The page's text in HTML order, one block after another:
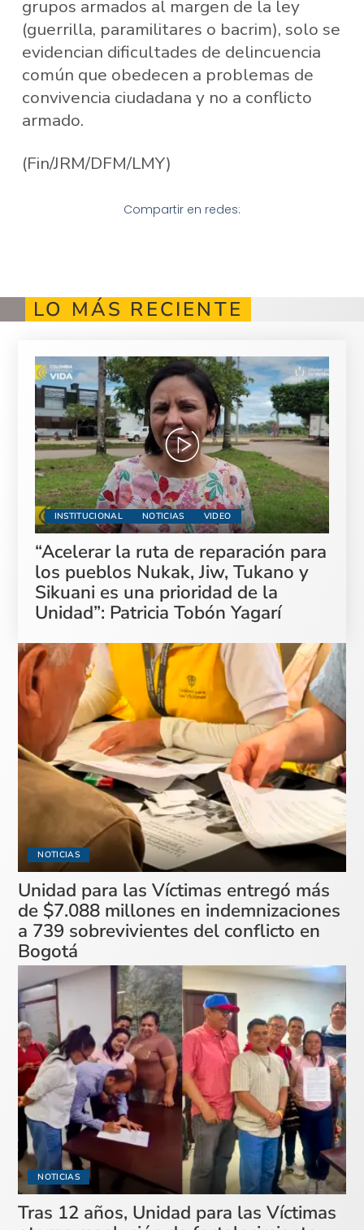
grupos armados al margen de la ley
(guerrilla, paramilitares o bacrim), solo se
evidencian dificultades de delincuencia
común que obedecen a problemas de
convivencia ciudadana y no a conflicto
armado.
(Fin/JRM/DFM/LMY)
Compartir en redes:
LO MÁS RECIENTE
INSTITUCIONAL NOTICIAS VIDEO
“Acelerar la ruta de reparación para
los pueblos Nukak, Jiw, Tukano y
Sikuani es una prioridad de la
Unidad”: Patricia Tobón Yagarí
NOTICIAS
Unidad para las Víctimas entregó más
de $7.088 millones en indemnizaciones
a 739 sobrevivientes del conflicto en
Bogotá
NOTICIAS
Tras 12 años, Unidad para las Víctimas